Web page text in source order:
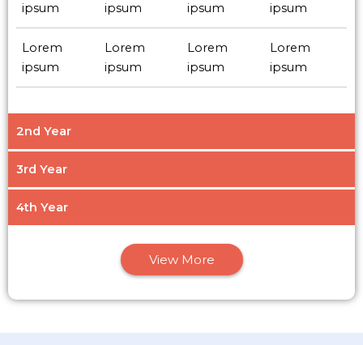
ipsum
ipsum
ipsum
ipsum
Lorem
ipsum
Lorem
ipsum
Lorem
ipsum
Lorem
ipsum
2nd Year
3rd Year
4th Year
View More